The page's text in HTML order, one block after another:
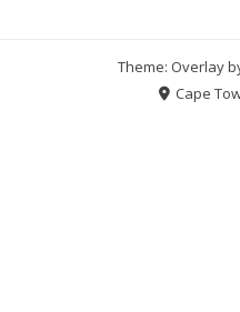
Theme: Overlay
Cape